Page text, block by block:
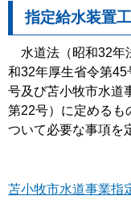
指定給水装置
水道法（昭和32年
和32年厚生省令第
号及び苫小牧市水道
第22号）に定めるも
ついて必要な事項を
苫小牧市水道事業指